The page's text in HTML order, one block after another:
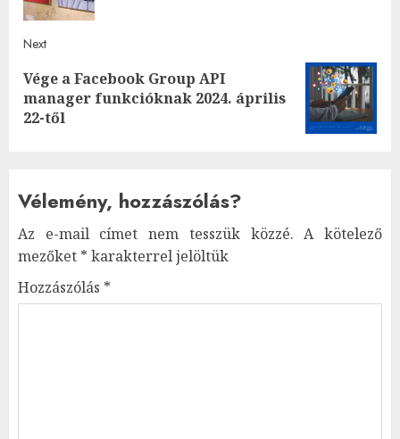
Next
Next
post:
Vége a Facebook Group API
manager funkcióknak 2024. április
22-től
Vélemény, hozzászólás?
Az e-mail címet nem tesszük közzé. A kötelező
mezőket * karakterrel jelöltük
Hozzászólás *